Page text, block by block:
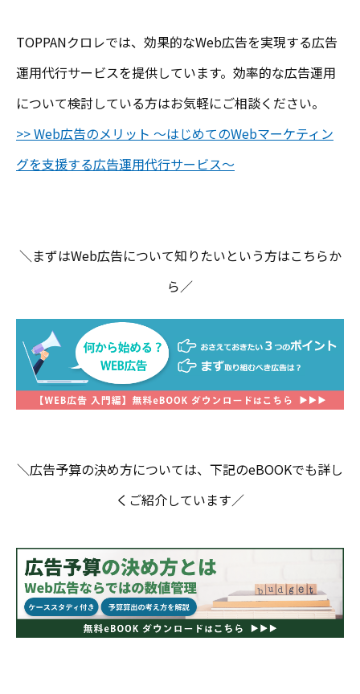
TOPPANクロレでは、効果的なWeb広告を実現する広告
運用代行サービスを提供しています。効率的な広告運用
について検討している方はお気軽にご相談ください。
>> Web広告のメリット ～はじめてのWebマーケティン
グを支援する広告運用代行サービス～
＼まずはWeb広告について知りたいという方はこちらか
ら／
＼広告予算の決め方については、下記のeBOOKでも詳し
くご紹介しています／